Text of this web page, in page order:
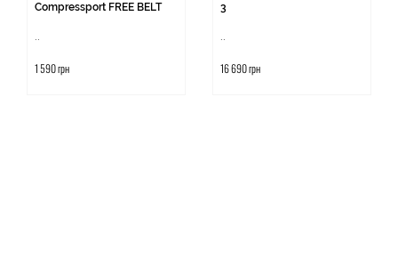
Compressport FREE BELT
1 590 грн
3
16 690 грн